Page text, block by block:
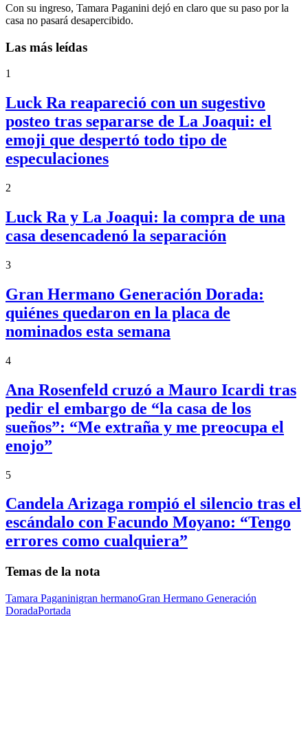
Con su ingreso, Tamara Paganini dejó en claro que su paso por la
casa no pasará desapercibido.
Las más leídas
1
Luck Ra reapareció con un sugestivo
posteo tras separarse de La Joaqui: el
emoji que despertó todo tipo de
especulaciones
2
Luck Ra y La Joaqui: la compra de una
casa desencadenó la separación
3
Gran Hermano Generación Dorada:
quiénes quedaron en la placa de
nominados esta semana
4
Ana Rosenfeld cruzó a Mauro Icardi tras
pedir el embargo de “la casa de los
sueños”: “Me extraña y me preocupa el
enojo”
5
Candela Arizaga rompió el silencio tras el
escándalo con Facundo Moyano: “Tengo
errores como cualquiera”
Temas de la nota
Tamara Paganinigran hermanoGran Hermano Generación
DoradaPortada